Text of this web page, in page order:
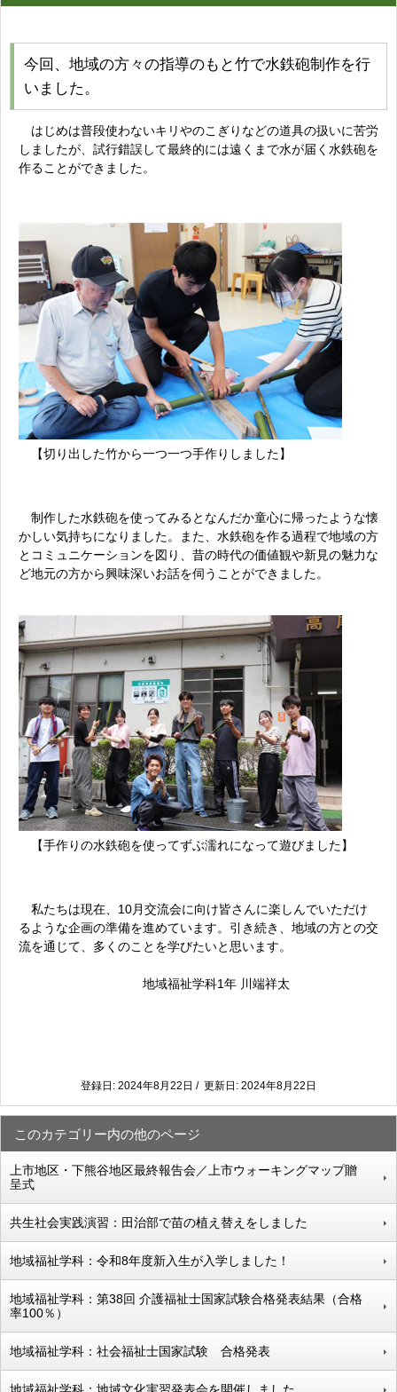
今回、地域の方々の指導のもと竹で水鉄砲制作を行
いました。
はじめは普段使わないキリやのこぎりなどの道具の扱いに苦労
しましたが、試行錯誤して最終的には遠くまで水が届く水鉄砲を
作ることができました。
【切り出した竹から一つ一つ手作りしました】
制作した水鉄砲を使ってみるとなんだか童心に帰ったような懐
かしい気持ちになりました。また、水鉄砲を作る過程で地域の方
とコミュニケーションを図り、昔の時代の価値観や新見の魅力な
ど地元の方から興味深いお話を伺うことができました。
【手作りの水鉄砲を使ってずぶ濡れになって遊びました】
私たちは現在、10月交流会に向け皆さんに楽しんでいただけ
るような企画の準備を進めています。引き続き、地域の方との交
流を通じて、多くのことを学びたいと思います。
地域福祉学科1年 川端祥太
登録日: 2024年8月22日 / 更新日: 2024年8月22日
このカテゴリー内の他のページ
上市地区・下熊谷地区最終報告会／上市ウォーキングマップ贈
呈式
共生社会実践演習：田治部で苗の植え替えをしました
地域福祉学科：令和8年度新入生が入学しました！
地域福祉学科：第38回 介護福祉士国家試験合格発表結果（合格
率100％）
地域福祉学科：社会福祉士国家試験 合格発表